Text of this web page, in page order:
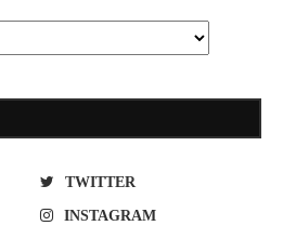
TWITTER
INSTAGRAM